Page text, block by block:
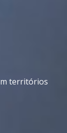
territórios